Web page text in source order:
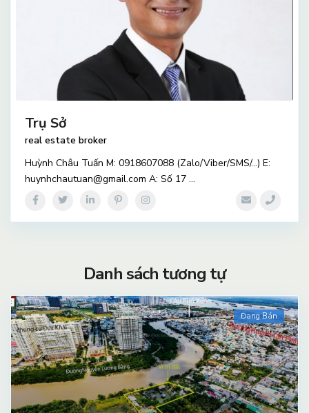
Trụ Sở
real estate broker
Huỳnh Châu Tuấn M: 0918607088 (Zalo/Viber/SMS/…) E:
huynhchautuan@gmail.com A: Số 17 ...
Danh sách tương tự
Đang Bán